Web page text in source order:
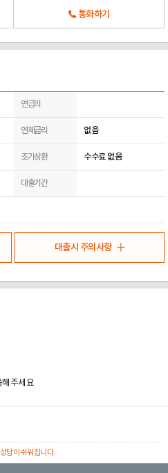
통화하기
연금리
연체금리 없음
조기상환 수수료 없음
대출기간
대출시 주의사항
주세요
담이 쉬워집니다.